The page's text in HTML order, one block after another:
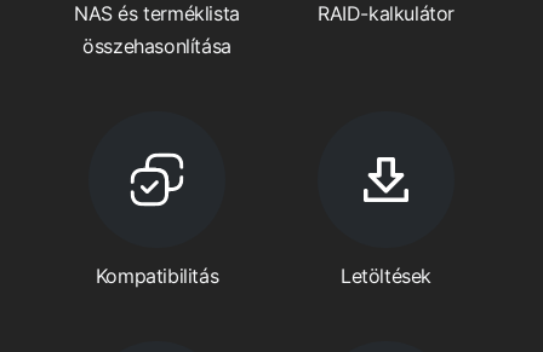
NAS és terméklista
összehasonlítása
RAID-kalkulátor
Kompatibilitás Letöltések